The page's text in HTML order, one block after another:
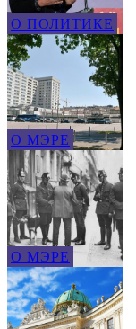
О ПОЛИТИКЕ
О МЭРЕ
О МЭРЕ